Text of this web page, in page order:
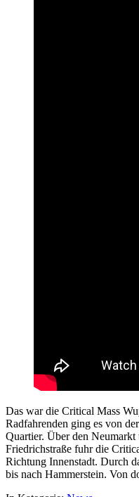
Das war die Critical Mass
Radfahrenden ging es von
Quartier. Über den Neumarkt
Friedrichstraße fuhr die
Richtung Innenstadt. Durch
bis nach Hammerstein. Von